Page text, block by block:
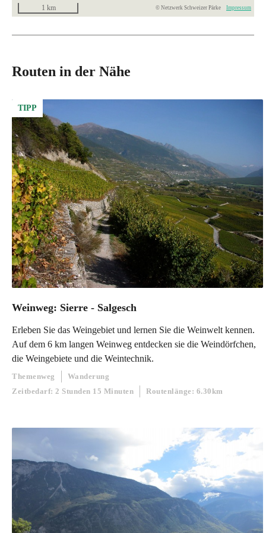
1 km © Netzwerk Schweizer Pärke Impressum
Routen in der Nähe
TIPP
Weinweg: Sierre - Salgesch
Erleben Sie das Weingebiet und lernen Sie die Weinwelt kennen.
Auf dem 6 km langen Weinweg entdecken sie die Weindörfchen,
die Weingebiete und die Weintechnik.
Themenweg
Wanderung
Zeitbedarf: 2 Stunden 15 Minuten
Routenlänge: 6.30km